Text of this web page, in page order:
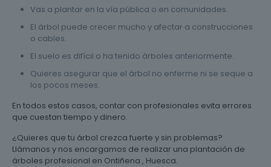
Vas a plantar en la vía pública o en comunidades.
El árbol puede crecer mucho y afectar a construcciones
o cables.
El suelo es difícil o ha tenido árboles anteriormente.
Quieres asegurar que el árbol no enferme ni se seque a
los pocos meses.
En todos estos casos, contar con profesionales evita errores
que cuestan tiempo y dinero.
¿Quieres que tu árbol crezca fuerte y sin problemas?
Llámanos y nos encargamos de realizar una plantación de
árboles profesional en Ontiñena , Huesca.